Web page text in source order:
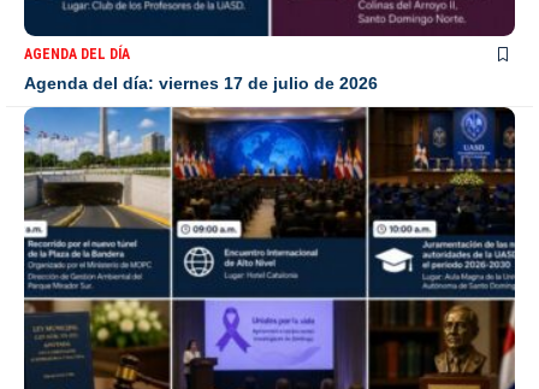
AGENDA DEL DÍA
Agenda del día: viernes 17 de julio de 2026